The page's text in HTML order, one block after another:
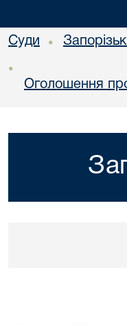
Суди •
•
Оголошення